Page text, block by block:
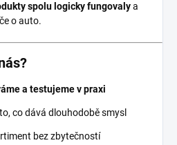
spolu logicky fungovalya
o auto.
a testujeme v praxi
co dává dlouhodobě smysl
bez zbytečností